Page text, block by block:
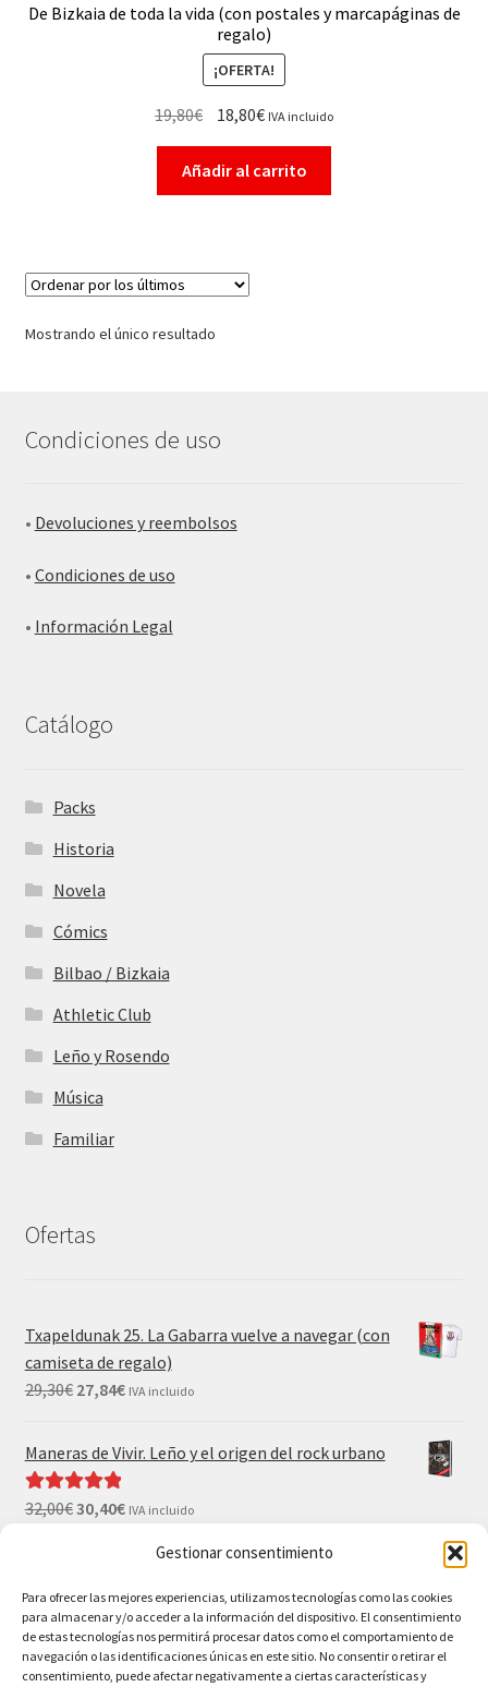
Gestionar consentimiento
Para ofrecer las mejores experiencias, utilizamos tecnologías como las cookies
para almacenar y/o acceder a la información del dispositivo. El consentimiento
de estas tecnologías nos permitirá procesar datos como el comportamiento de
navegación o las identificaciones únicas en este sitio. No consentir o retirar el
consentimiento, puede afectar negativamente a ciertas características y
De Bizkaia de toda la vida (con postales y marcapáginas de
regalo)
¡OFERTA!
19,80€ 18,80€ IVA incluido
Añadir al carrito
Mostrando el único resultado
Condiciones de uso
• Devoluciones y reembolsos
• Condiciones de uso
• Información Legal
Catálogo
Packs
Historia
Novela
Cómics
Bilbao / Bizkaia
Athletic Club
Leño y Rosendo
Música
Familiar
Ofertas
Txapeldunak 25. La Gabarra vuelve a navegar (con
camiseta de regalo)
29,30€ 27,84€ IVA incluido
Maneras de Vivir. Leño y el origen del rock urbano
Valorado con
32,00€30,40€ IVA incluido
camiseta y postales de regalo)
35,00€33,25€